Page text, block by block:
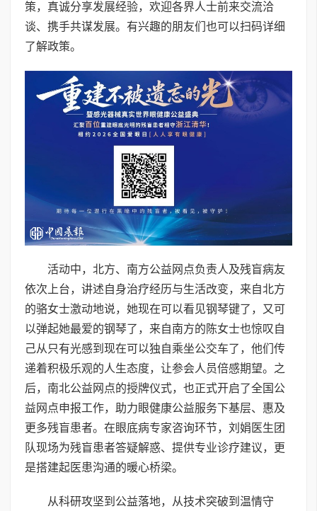
策，真诚分享发展经验，欢迎各界人士前来交流洽
谈、携手共谋发展。有兴趣的朋友们也可以扫码详细
了解政策。
活动中，北方、南方公益网点负责人及残盲病友
依次上台，讲述自身治疗经历与生活改变，来自北方
的骆女士激动地说，她现在可以看见钢琴键了，又可
以弹起她最爱的钢琴了，来自南方的陈女士也惊叹自
己从只有光感到现在可以独自乘坐公交车了，他们传
递着积极乐观的人生态度，让参会人员倍感期望。之
后，南北公益网点的授牌仪式，也正式开启了全国公
益网点申报工作，助力眼健康公益服务下基层、惠及
更多残盲患者。在眼底病专家咨询环节，刘娟医生团
队现场为残盲患者答疑解惑、提供专业诊疗建议，更
是搭建起医患沟通的暖心桥梁。
从科研攻坚到公益落地，从技术突破到温情守